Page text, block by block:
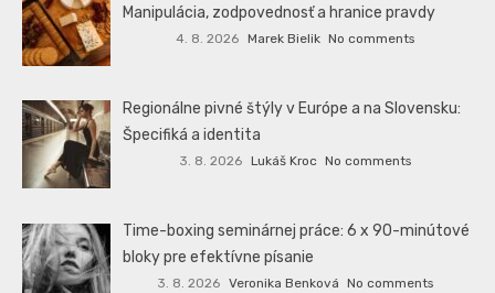
Manipulácia, zodpovednosť a hranice pravdy
4. 8. 2026 Marek Bielik No comments
Regionálne pivné štýly v Európe a na Slovensku:
Špecifiká a identita
3. 8. 2026 Lukáš Kroc No comments
Time-boxing seminárnej práce: 6 x 90-minútové
bloky pre efektívne písanie
3. 8. 2026 Veronika Benková No comments